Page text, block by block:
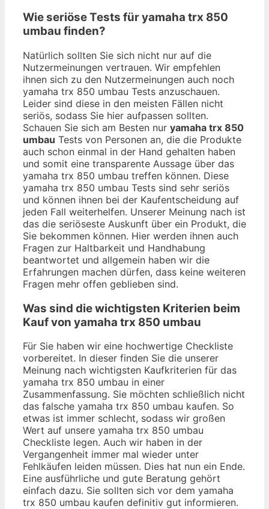
Wie seriöse Tests für yamaha trx 850
umbau finden?
Natürlich sollten Sie sich nicht nur auf die
Nutzermeinungen vertrauen. Wir empfehlen
ihnen sich zu den Nutzermeinungen auch noch
yamaha trx 850 umbau Tests anzuschauen.
Leider sind diese in den meisten Fällen nicht
seriös, sodass Sie hier aufpassen sollten.
Schauen Sie sich am Besten nur yamaha trx 850
umbau Tests von Personen an, die die Produkte
auch schon einmal in der Hand gehalten haben
und somit eine transparente Aussage über das
yamaha trx 850 umbau treffen können. Diese
yamaha trx 850 umbau Tests sind sehr seriös
und können ihnen bei der Kaufentscheidung auf
jeden Fall weiterhelfen. Unserer Meinung nach ist
das die seriöseste Auskunft über ein Produkt, die
Sie bekommen können. Hier werden ihnen auch
Fragen zur Haltbarkeit und Handhabung
beantwortet und allgemein haben wir die
Erfahrungen machen dürfen, dass keine weiteren
Fragen mehr offen geblieben sind.
Was sind die wichtigsten Kriterien beim
Kauf von yamaha trx 850 umbau
Für Sie haben wir eine hochwertige Checkliste
vorbereitet. In dieser finden Sie die unserer
Meinung nach wichtigsten Kaufkriterien für das
yamaha trx 850 umbau in einer
Zusammenfassung. Sie möchten schließlich nicht
das falsche yamaha trx 850 umbau kaufen. So
etwas ist immer schlecht, sodass wir großen
Wert auf unsere yamaha trx 850 umbau
Checkliste legen. Auch wir haben in der
Vergangenheit immer mal wieder unter
Fehlkäufen leiden müssen. Dies hat nun ein Ende.
Eine ausführliche und gute Beratung gehört
einfach dazu. Sie sollten sich vor dem yamaha
trx 850 umbau kaufen definitiv gut informieren.